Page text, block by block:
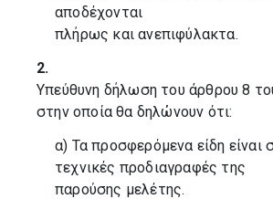
αποδέχονται
πλήρως και ανεπιφύλακτα.
2.
Υπεύθυνη δήλωση του άρθρου 8
στην οποία θα δηλώνουν ότι:
α) Τα προσφερόμενα είδη είναι
τεχνικές προδιαγραφές της
παρούσης μελέτης.